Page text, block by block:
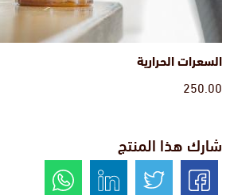
السعرات الحرارية
250.00
شارك هذا المنتج